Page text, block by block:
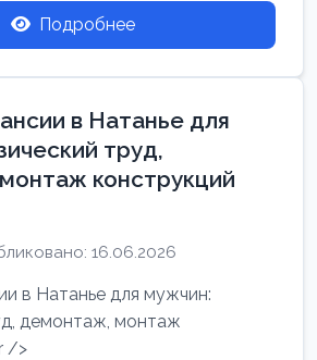
Подробнее
в Натанье для
труд,
конструкций
16.06.2026
в Натанье для мужчин:
демонтаж, монтаж
/>